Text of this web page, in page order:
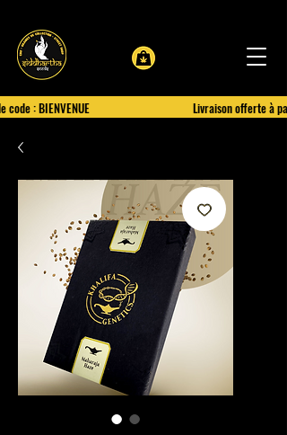
: BIENVENUE Livraison offerte à